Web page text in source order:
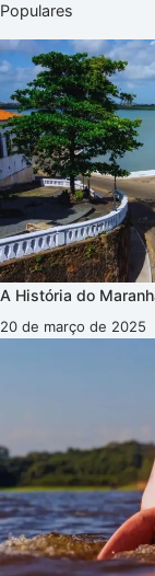
Populares
A História do
20 de março de 2025